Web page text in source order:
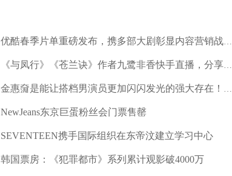
优酷春季片单重磅发布，携多部大剧彰显内容营销战略新高
《与凤行》《苍兰诀》作者九鹭非香快手直播，分享爆款言
金惠奫是能让搭档男演员更加闪闪发光的强大存在！网友喊
NewJeans东京巨蛋粉丝会门票售罄
SEVENTEEN携手国际组织在东帝汶建立学习中心
韩国票房：《犯罪都市》系列累计观影破4000万